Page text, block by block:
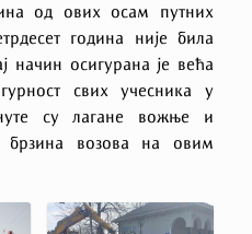
од ових осам путних
година није била
начин осигурана је већа
свих учесника у
су лагане вожње и
брзина возова на овим